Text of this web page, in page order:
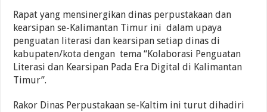
Rapat yang mensinergikan dinas perpustakaan dan
kearsipan se-Kalimantan Timur ini dalam upaya
penguatan literasi dan kearsipan setiap dinas di
kabupaten/kota dengan tema “Kolaborasi Penguatan
Literasi dan Kearsipan Pada Era Digital di Kalimantan
Timur”.
Rakor Dinas Perpustakaan se-Kaltim ini turut dihadiri